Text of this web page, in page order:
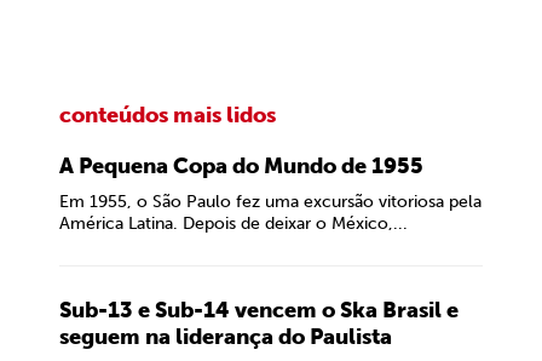
conteúdos mais lidos
A Pequena Copa do Mundo de 1955
Em 1955, o São Paulo fez uma excursão vitoriosa pela
América Latina. Depois de deixar o México,...
Sub-13 e Sub-14 vencem o Ska Brasil e
seguem na liderança do Paulista